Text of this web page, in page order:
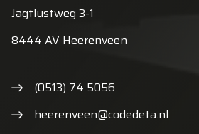
Jagtlustweg 3-1
8444 AV Heerenveen
(0513) 74 5056
heerenveen@codedeta.nl